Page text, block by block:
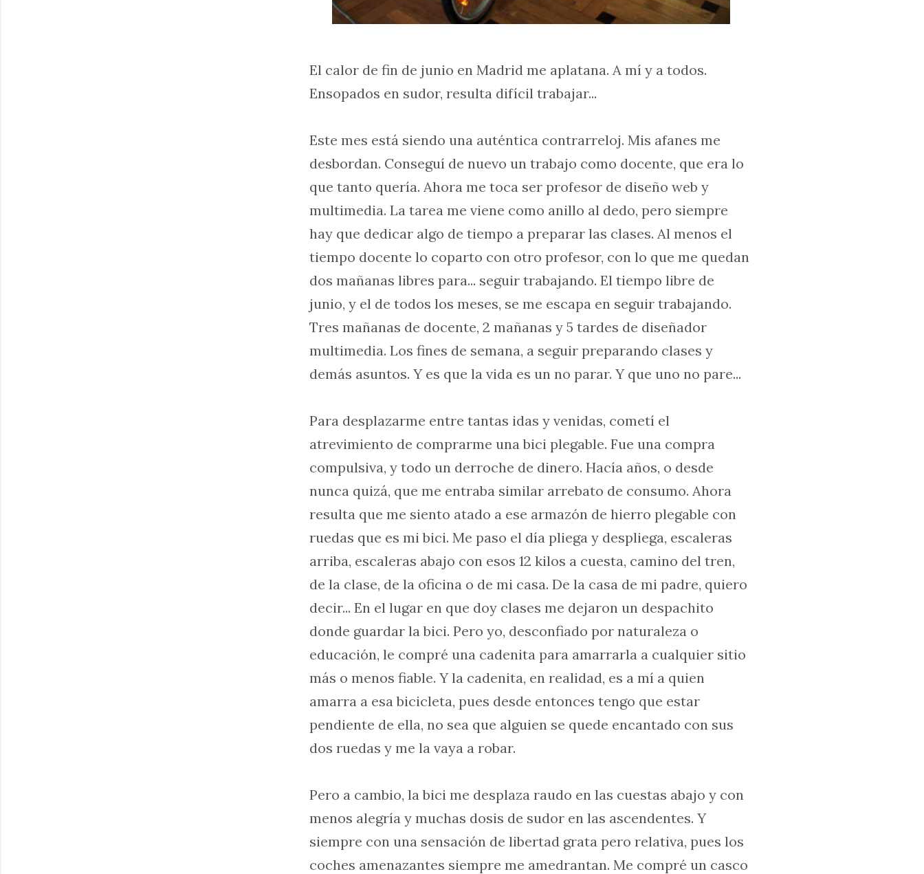
El calor de fin de junio en Madrid me aplatana. A mí y a todos.
Ensopados en sudor, resulta difícil trabajar...
Este mes está siendo una auténtica contrarreloj. Mis afanes me
desbordan. Conseguí de nuevo un trabajo como docente, que era lo
que tanto quería. Ahora me toca ser profesor de diseño web y
multimedia. La tarea me viene como anillo al dedo, pero siempre
hay que dedicar algo de tiempo a preparar las clases. Al menos el
tiempo docente lo coparto con otro profesor, con lo que me quedan
dos mañanas libres para... seguir trabajando. El tiempo libre de
junio, y el de todos los meses, se me escapa en seguir trabajando.
Tres mañanas de docente, 2 mañanas y 5 tardes de diseñador
multimedia. Los fines de semana, a seguir preparando clases y
demás asuntos. Y es que la vida es un no parar. Y que uno no pare...
Para desplazarme entre tantas idas y venidas, cometí el
atrevimiento de comprarme una bici plegable. Fue una compra
compulsiva, y todo un derroche de dinero. Hacía años, o desde
nunca quizá, que me entraba similar arrebato de consumo. Ahora
resulta que me siento atado a ese armazón de hierro plegable con
ruedas que es mi bici. Me paso el día pliega y despliega, escaleras
arriba, escaleras abajo con esos 12 kilos a cuesta, camino del tren,
de la clase, de la oficina o de mi casa. De la casa de mi padre, quiero
decir... En el lugar en que doy clases me dejaron un despachito
donde guardar la bici. Pero yo, desconfiado por naturaleza o
educación, le compré una cadenita para amarrarla a cualquier sitio
más o menos fiable. Y la cadenita, en realidad, es a mí a quien
amarra a esa bicicleta, pues desde entonces tengo que estar
pendiente de ella, no sea que alguien se quede encantado con sus
dos ruedas y me la vaya a robar.
Pero a cambio, la bici me desplaza raudo en las cuestas abajo y con
menos alegría y muchas dosis de sudor en las ascendentes. Y
siempre con una sensación de libertad grata pero relativa, pues los
coches amenazantes siempre me amedrantan. Me compré un casco